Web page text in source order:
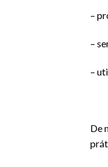
–
–
–
De